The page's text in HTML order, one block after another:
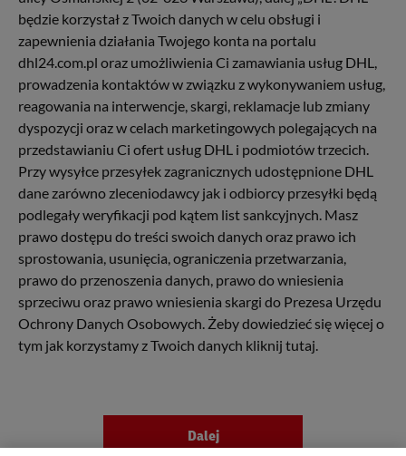
będzie korzystał z Twoich danych w celu obsługi i
zapewnienia działania Twojego konta na portalu
dhl24.com.pl oraz umożliwienia Ci zamawiania usług DHL,
prowadzenia kontaktów w związku z wykonywaniem usług,
reagowania na interwencje, skargi, reklamacje lub zmiany
dyspozycji oraz w celach marketingowych polegających na
przedstawianiu Ci ofert usług DHL i podmiotów trzecich.
Przy wysyłce przesyłek zagranicznych udostępnione DHL
dane zarówno zleceniodawcy jak i odbiorcy przesyłki będą
podlegały weryfikacji pod kątem list sankcyjnych. Masz
prawo dostępu do treści swoich danych oraz prawo ich
sprostowania, usunięcia, ograniczenia przetwarzania,
prawo do przenoszenia danych, prawo do wniesienia
sprzeciwu oraz prawo wniesienia skargi do Prezesa Urzędu
Ochrony Danych Osobowych. Żeby dowiedzieć się więcej o
tym jak korzystamy z Twoich danych kliknij tutaj.
Dalej